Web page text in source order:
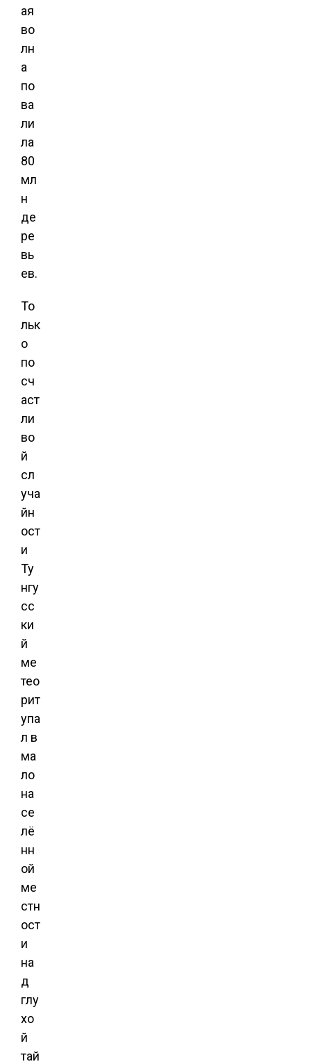
ая
во
лн
а
по
ва
ли
ла
80
мл
н
де
ре
вь
ев.
То
льк
о
по
сч
аст
ли
во
й
сл
уча
йн
ост
и
Ту
нгу
сс
ки
й
ме
тео
рит
упа
л в
ма
ло
на
се
лё
нн
ой
ме
стн
ост
и
на
д
глу
хо
й
тай